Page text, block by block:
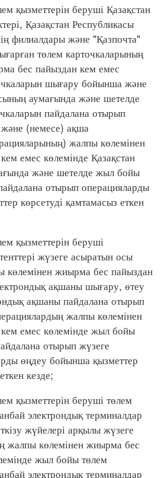
қызметтерін беруші Қазақстан
Қазақстан Республикасы
филиалдары және "Қазпочта"
төлем карточкаларының
бес пайыздан кем емес
шығару бойынша және
аумағында және шетелде
пайдалана отырып
(немесе) ақша
жалпы көлемінен
емес көлемінде Қазақстан
және шетелде жыл бойы
отырып операцияларды
көрсетуді қамтамасыз еткен
қызметтерін беруші
жүзеге асыратын осы
көлемінен жиырма бес пайыздан
ақшаны шығару, өтеу
ақшаны пайдалана отырып
жалпы көлемінен
емес көлемінде жыл бойы
отырып жүзеге
өңдеу бойынша қызметтер
кезде;
қызметтерін беруші төлем
электрондық терминалдар
жүйелері арқылы жүзеге
жалпы көлемінен жиырма бес
жыл бойы төлем
электрондық терминалдар